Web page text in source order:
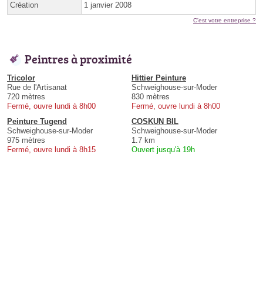
Création 1 janvier 2008
C'est votre entreprise ?
Peintres à proximité
Tricolor
Rue de l'Artisanat
720 mètres
Fermé, ouvre lundi à 8h00
Hittier Peinture
Schweighouse-sur-Moder
830 mètres
Fermé, ouvre lundi à 8h00
Peinture Tugend
Schweighouse-sur-Moder
975 mètres
Fermé, ouvre lundi à 8h15
COSKUN BIL
Schweighouse-sur-Moder
1.7 km
Ouvert jusqu'à 19h